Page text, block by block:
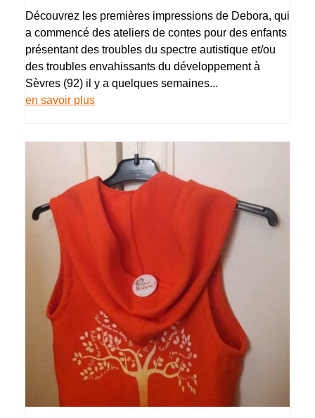
Découvrez les premières impressions de Debora, qui
a commencé des ateliers de contes pour des enfants
présentant des troubles du spectre autistique et/ou
des troubles envahissants du développement à
Sèvres (92) il y a quelques semaines...
en savoir plus